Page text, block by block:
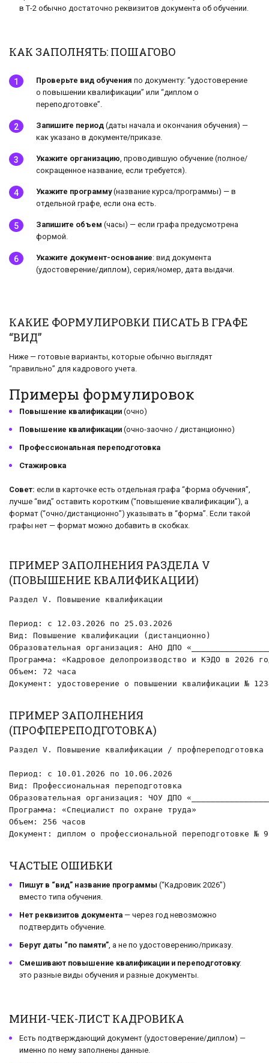
в Т-2 обычно достаточно реквизитов документа об обучении.
КАК ЗАПОЛНЯТЬ: ПОШАГОВО
Проверьте вид обучения по документу: “удостоверение
о повышении квалификации” или “диплом о
переподготовке”.
Запишите период (даты начала и окончания обучения) —
как указано в документе/приказе.
Укажите организацию , проводившую обучение (полное/
сокращенное название, если требуется).
Укажите программу(название курса/программы) — в
отдельной графе, если она есть.
Запишите объем (часы) — если графа предусмотрена
формой.
Укажите документ-основание: вид документа
(удостоверение/диплом), серия/номер, дата выдачи.
КАКИЕ ФОРМУЛИРОВКИ ПИСАТЬ В ГРАФЕ
“ВИД”
Ниже — готовые варианты, которые обычно выглядят
“правильно” для кадрового учета.
Примеры формулировок
Повышение квалификации (очно)
Повышение квалификации (очно-заочно / дистанционно)
Профессиональная переподготовка
Стажировка
Совет: если в карточке есть отдельная графа “форма обучения”,
лучше “вид” оставить коротким (“повышение квалификации”), а
формат (“очно/дистанционно”) указывать в “форма”. Если такой
графы нет — формат можно добавить в скобках.
ПРИМЕР ЗАПОЛНЕНИЯ РАЗДЕЛА V
(ПОВЫШЕНИЕ КВАЛИФИКАЦИИ)
Раздел V. Повышение квалификации
Период: с 12.03.2026 по 25.03.2026
Вид: Повышение квалификации (дистанционно)
Образовательная организация: АНО ДПО
Программа: «Кадровое делопроизводство и КЭДО в 2026
Объем: 72 часа
Документ: удостоверение о повышении квалификации №
ПРИМЕР ЗАПОЛНЕНИЯ
(ПРОФПЕРЕПОДГОТОВКА)
Раздел V. Повышение квалификации / профпереподготовка
Период: с 10.01.2026 по 10.06.2026
Вид: Профессиональная переподготовка
Образовательная организация: ЧОУ ДПО
Программа: «Специалист по охране труда»
Объем: 256 часов
Документ: диплом о профессиональной переподготовке №
ЧАСТЫЕ ОШИБКИ
Пишут в “вид” название программы (“Кадровик 2026”)
вместо типа обучения.
Нет реквизитов документа — через год невозможно
подтвердить обучение.
Берут даты “по памяти” , а не по удостоверению/приказу.
Смешивают повышение квалификации и переподготовку:
это разные виды обучения и разные документы.
МИНИ-ЧЕК-ЛИСТ КАДРОВИКА
Есть подтверждающий документ (удостоверение/диплом) —
именно по нему заполнены данные.